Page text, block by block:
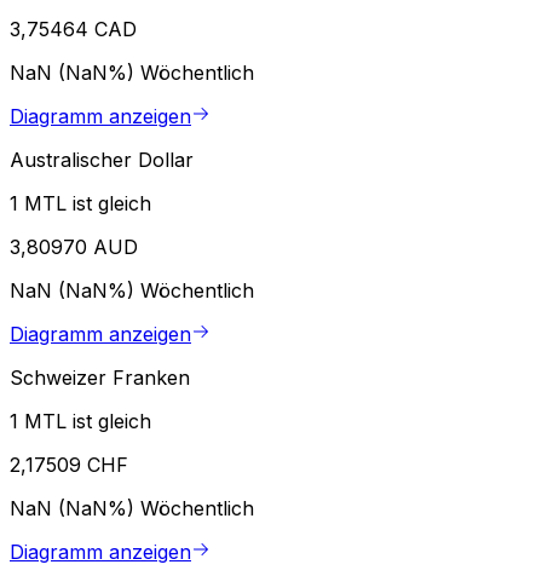
3,75464 CAD
NaN (NaN%) Wöchentlich
Diagramm anzeigen
Australischer Dollar
1 MTL ist gleich
3,80970 AUD
NaN (NaN%) Wöchentlich
Diagramm anzeigen
Schweizer Franken
1 MTL ist gleich
2,17509 CHF
NaN (NaN%) Wöchentlich
Diagramm anzeigen